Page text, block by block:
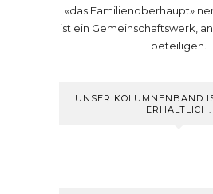
«das Familienoberhaupt»
ist ein Gemeinschaftswerk,
beteiligen.
UNSER KOLUMNENBAND
ERHÄLTLICH.